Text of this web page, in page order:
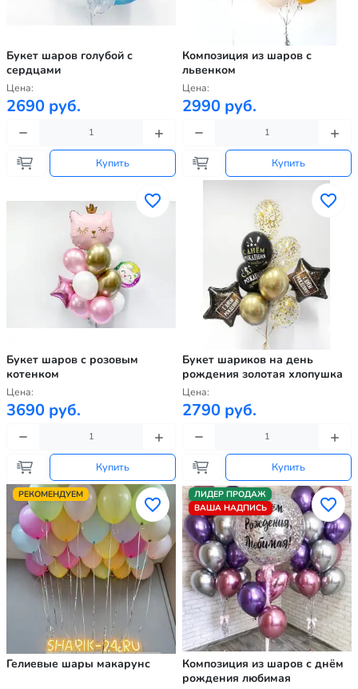
Букет шаров голубой с
сердцами
Цена:
2690 руб.
Купить
Композиция из шаров с
львенком
Цена:
2990 руб.
Купить
Букет шаров с розовым
котенком
Цена:
3690 руб.
Купить
Букет шариков на день
рождения золотая хлопушка
Цена:
2790 руб.
Купить
РЕКОМЕНДУЕМ
Гелиевые шары макарунс
ЛИДЕР ПРОДАЖ
ВАША НАДПИСЬ
Композиция из шаров с днём
рождения любимая